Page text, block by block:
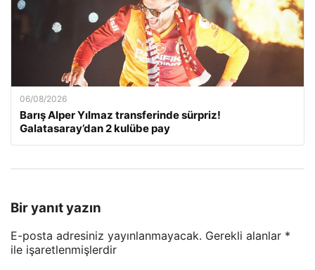
06/08/2026
Barış Alper Yılmaz transferinde sürpriz!
Galatasaray’dan 2 kulübe pay
Bir yanıt yazın
E-posta adresiniz yayınlanmayacak. Gerekli alanlar *
ile işaretlenmişlerdir